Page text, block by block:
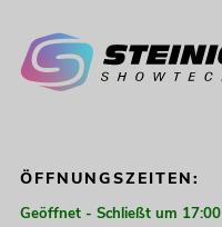
ÖFFNUNGSZEITEN:
Geöffnet - Schließt um 17:00